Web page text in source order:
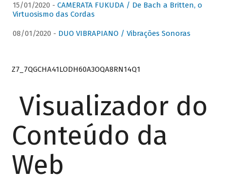
15/01/2020 - CAMERATA FUKUDA / De Bach a Britten, o
Virtuosismo das Cordas
08/01/2020 - DUO VIBRAPIANO / Vibrações Sonoras
Z7_7QGCHA41LODH60A3OQA8RN14Q1
Visualizador do
Conteúdo da
Web